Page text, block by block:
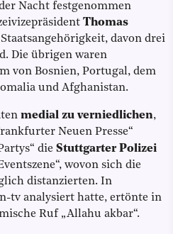
Nacht festgenommen
Thomas
davon drei
Die übrigen waren
von Bosnien, Portugal, dem
und Afghanistan.
medial zu verniedlichen,
Neuen Presse“
die Stuttgarter Polizei
wovon sich die
distanzierten. In
tv analysiert hatte, ertönte in
Ruf „Allahu akbar“.